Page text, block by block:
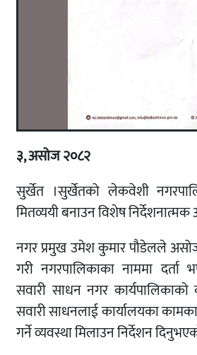
३, असोज २०८२
सुर्खेत ।सुर्खेतको लेकवेशी
मितव्ययी बनाउन विशेष
नगर प्रमुख उमेश कुमार पौडेलले
गरी नगरपालिकाका नाममा दर्ता
सवारी साधन नगर कार्यपालिकाको
सवारी साधनलाई कार्यालयका
गर्ने व्यवस्था मिलाउन निर्देशन